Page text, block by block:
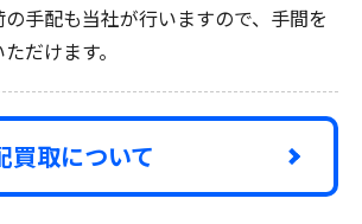
手配も当社が行いますので、手間を
だけます。
買取について